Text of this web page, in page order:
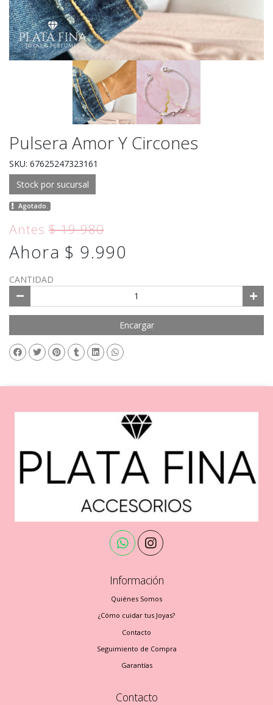
Pulsera Amor Y Circones
SKU: 67625247323161
Stock por sucursal
Agotado.
Antes$ 19.980
Ahora $ 9.990
CANTIDAD
Encargar
Información
Quiénes Somos
¿Cómo cuidar tus Joyas?
Contacto
Seguimiento de Compra
Garantías
Contacto